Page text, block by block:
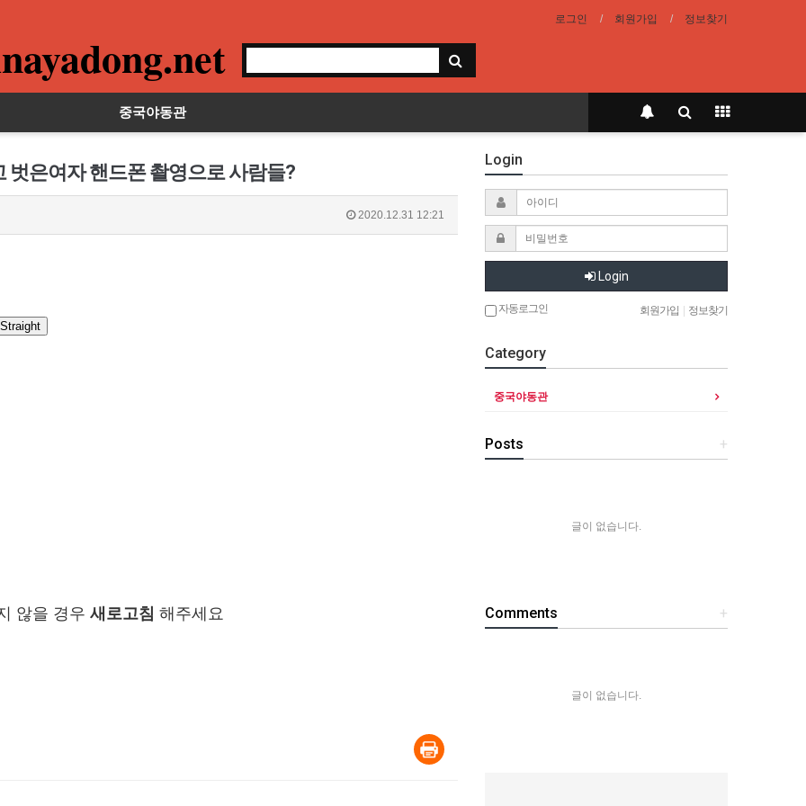
로그인 회원가입 정보찾기
중국야동관
은여자 핸드폰 촬영으로 사람들?
2020.12.31 12:21
않을 경우 새로고침 해주세요
Login
Login
자동로그인 회원가입 정보찾기
Category
중국야동관
+
Posts
글이 없습니다.
+
Comments
글이 없습니다.